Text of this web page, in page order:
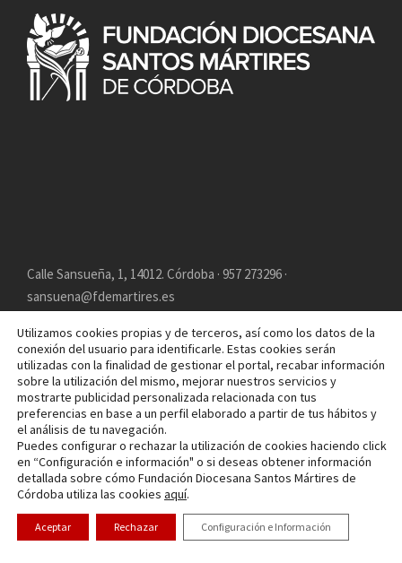
Calle Sansueña, 1, 14012. Córdoba · 957 273296 ·
sansuena@fdemartires.es
COPYRIGHT 2025 FUNDACIÓN DIOCESANA SANTOS
MÁRTIRES, ALL RIGHT RESERVED
POLÍTICA DE COOKIES
PRIVACIDAD
Utilizamos cookies propias y de terceros, así como los datos de la
conexión del usuario para identificarle. Estas cookies serán
utilizadas con la finalidad de gestionar el portal, recabar información
sobre la utilización del mismo, mejorar nuestros servicios y
mostrarte publicidad personalizada relacionada con tus
preferencias en base a un perfil elaborado a partir de tus hábitos y
el análisis de tu navegación.
Puedes configurar o rechazar la utilización de cookies haciendo click
en “Configuración e información" o si deseas obtener información
detallada sobre cómo Fundación Diocesana Santos Mártires de
Córdoba utiliza las cookies aquí.
Aceptar Rechazar Configuración e Información